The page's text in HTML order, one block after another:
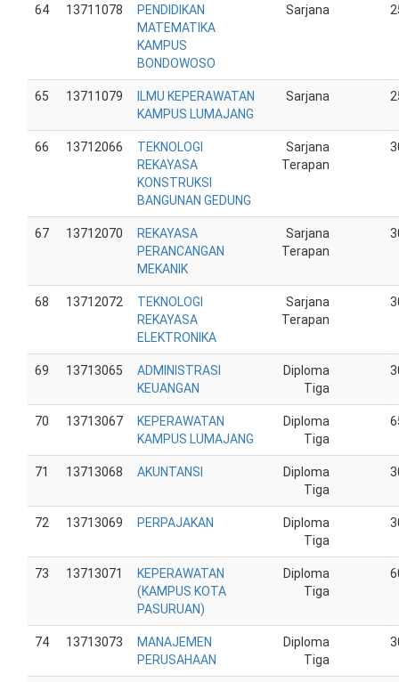
64 13711078
PENDIDIKAN
MATEMATIKA
KAMPUS
BONDOWOSO
Sarjana
65 13711079
ILMU KEPERAWATAN
KAMPUS LUMAJANG
Sarjana
66 13712066
TEKNOLOGI
REKAYASA
KONSTRUKSI
BANGUNAN GEDUNG
Sarjana
Terapan
67 13712070
REKAYASA
PERANCANGAN
MEKANIK
Sarjana
Terapan
68 13712072
TEKNOLOGI
REKAYASA
ELEKTRONIKA
Sarjana
Terapan
69 13713065
ADMINISTRASI
KEUANGAN
Diploma
Tiga
70 13713067
KEPERAWATAN
KAMPUS LUMAJANG
Diploma
Tiga
71 13713068 AKUNTANSI
Diploma
Tiga
72 13713069 PERPAJAKAN
Diploma
Tiga
73 13713071
KEPERAWATAN
(KAMPUS KOTA
PASURUAN)
Diploma
Tiga
74 13713073
MANAJEMEN
PERUSAHAAN
Diploma
Tiga